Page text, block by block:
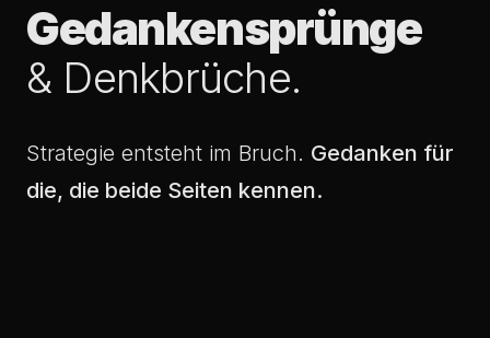
Gedankensprünge
& Denkbrüche.
Strategie entsteht im Bruch. Gedanken für
die, die beide Seiten kennen.